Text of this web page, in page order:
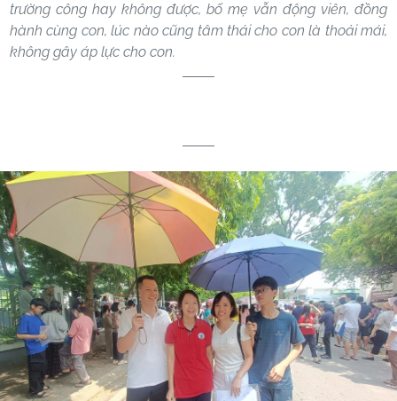
trường công hay không được, bố mẹ vẫn động viên, đồng
hành cùng con, lúc nào cũng tâm thái cho con là thoải mái,
không gây áp lực cho con.